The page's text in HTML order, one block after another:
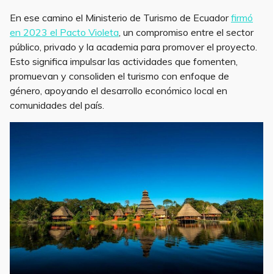
En ese camino el Ministerio de Turismo de Ecuadorfirmó
en 2023 el Pacto Violeta , un compromiso entre el sector
público, privado y la academia para promover el proyecto.
Esto significa impulsar las actividades que fomenten,
promuevan y consoliden el turismo con enfoque de
género, apoyando el desarrollo económico local en
comunidades del país.